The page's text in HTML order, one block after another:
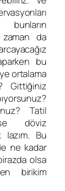
da
bu
ortalama
Gittiğiniz
Tatil
döviz
lazım. Bu
ne kadar
olsa
birikim